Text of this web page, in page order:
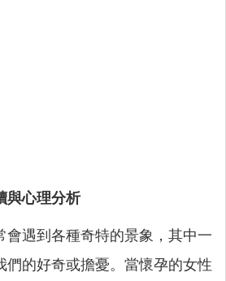
與心理分析
會遇到各種奇特的景象，其中一
們的好奇或擔憂。當懷孕的女性